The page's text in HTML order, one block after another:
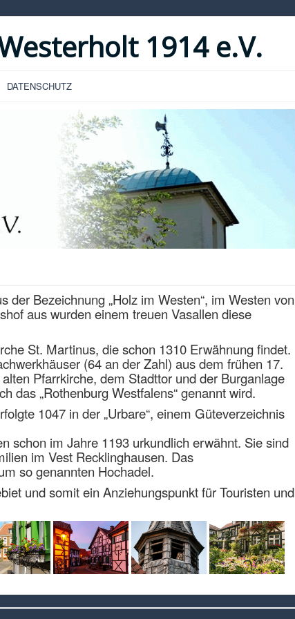
1914 e.V.
DATENSCHUTZ
der Bezeichnung „Holz im Westen“, im Westen von
aus wurden einem treuen Vasallen diese
St. Martinus, die schon 1310 Erwähnung findet.
(64 an der Zahl) aus dem frühen 17.
Pfarrkirche, dem Stadttor und der Burganlage
das „Rothenburg Westfalens“ genannt wird.
1047 in der „Urbare“, einem Güteverzeichnis
schon im Jahre 1193 urkundlich erwähnt. Sie sind
im Vest Recklinghausen. Das
so genannten Hochadel.
und somit ein Anziehungspunkt für Touristen und